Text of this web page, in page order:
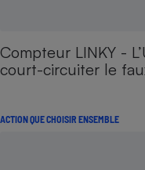
Compteur LINKY -
court-circuiter le
ACTION QUE CHOISIR ENSEMBLE